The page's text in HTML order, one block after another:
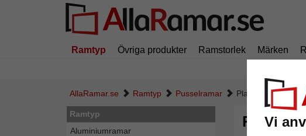
Vi
Ramtyp Övriga produkter Ramstorlek Märken
AllaRamar.se Ramtyp Pusselramar Plast-pusselram
Ramtyp
Aluminiumramar
Plast-